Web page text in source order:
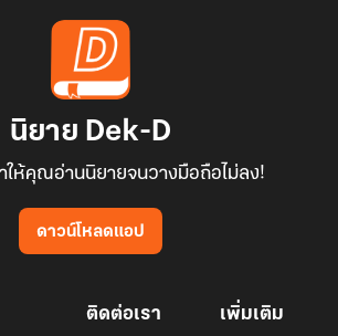
นิยาย Dek-D
ให้คุณอ่านนิยายจนวางมือถือไม่ลง!
ดาวน์โหลดแอป
ติดต่อเรา เพิ่มเติม